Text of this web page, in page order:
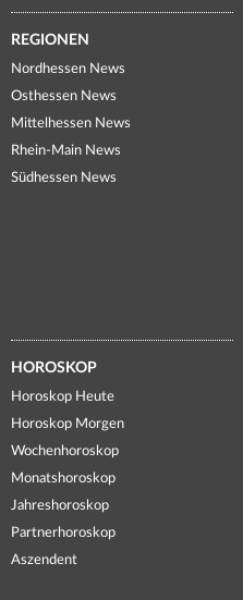
REGIONEN
Nordhessen News
Osthessen News
Mittelhessen News
Rhein-Main News
Südhessen News
HOROSKOP
Horoskop Heute
Horoskop Morgen
Wochenhoroskop
Monatshoroskop
Jahreshoroskop
Partnerhoroskop
Aszendent